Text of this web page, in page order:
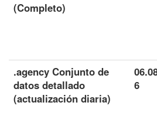
(Completo)
.agency Conjunto de
datos detallado
(actualización diaria)
6